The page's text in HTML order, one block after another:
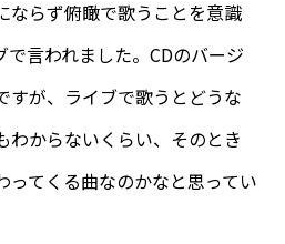
らず俯瞰で歌うことを意識
で言われました。CDのバージ
すが、ライブで歌うとどうな
わからないくらい、そのとき
ってくる曲なのかなと思ってい